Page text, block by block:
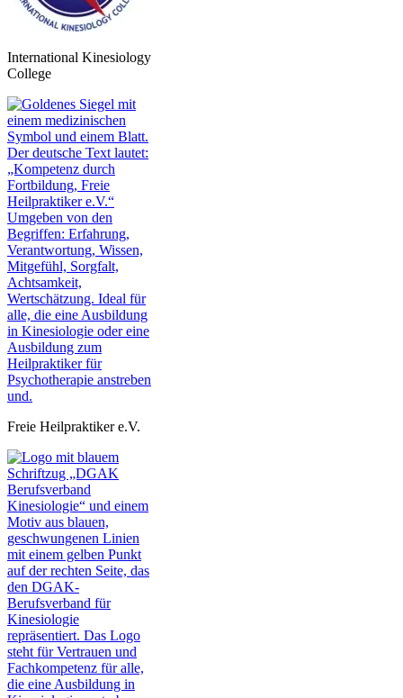
International Kinesiology
College
Freie Heilpraktiker e.V.